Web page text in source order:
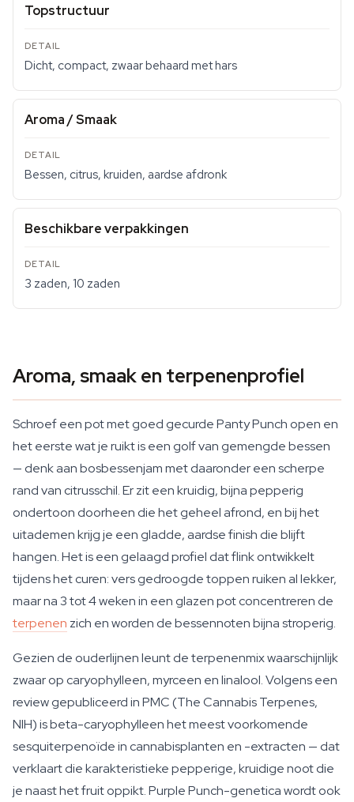
Topstructuur
Dicht, compact, zwaar behaard met hars
Aroma / Smaak
Bessen, citrus, kruiden, aardse afdronk
Beschikbare verpakkingen
3 zaden, 10 zaden
Aroma, smaak en terpenenprofiel
Schroef een pot met goed gecurde Panty Punch open en
het eerste wat je ruikt is een golf van gemengde bessen
— denk aan bosbessenjam met daaronder een scherpe
rand van citrusschil. Er zit een kruidig, bijna pepperig
ondertoon doorheen die het geheel afrond, en bij het
uitademen krijg je een gladde, aardse finish die blijft
hangen. Het is een gelaagd profiel dat flink ontwikkelt
tijdens het curen: vers gedroogde toppen ruiken al lekker,
maar na 3 tot 4 weken in een glazen pot concentreren de
terpenen zich en worden de bessennoten bijna stroperig.
Gezien de ouderlijnen leunt de terpenenmix waarschijnlijk
zwaar op caryophylleen, myrceen en linalool. Volgens een
review gepubliceerd in PMC (The Cannabis Terpenes,
NIH) is beta-caryophylleen het meest voorkomende
sesquiterpenoïde in cannabisplanten en -extracten — dat
verklaart die karakteristieke pepperige, kruidige noot die
je naast het fruit oppikt. Purple Punch-genetica wordt ook